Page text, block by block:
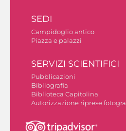
SEDI
Campidoglio antico
Piazza e palazzi
SERVIZI SCIENTIFICI
Pubblicazioni
Bibliografia
Biblioteca Capitolina
Autorizzazione riprese